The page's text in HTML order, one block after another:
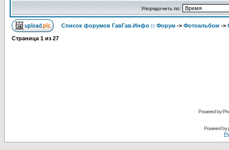
Упорядочить по:
Список форумов ГавГав.Инфо :: Форум -> Фотоальбом ->
Страница 1 из 27
Powered by
Powered by